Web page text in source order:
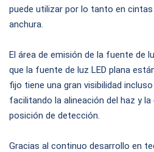
puede utilizar por lo tanto en
anchura.
El área de emisión de la fuente de
que la fuente de luz LED plana
fijo tiene una gran visibilidad
facilitando la alineación del haz y
posición de detección.
Gracias al continuo desarrollo en